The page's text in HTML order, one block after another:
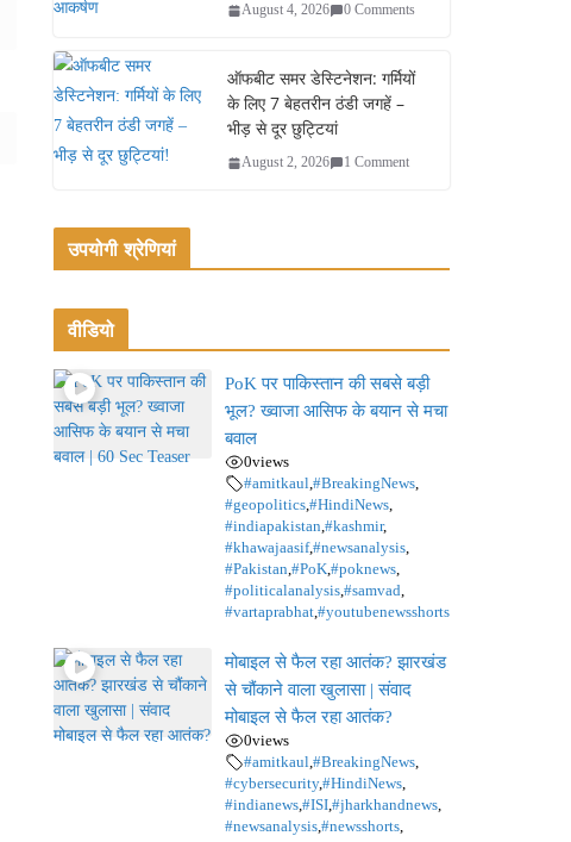
August 4, 2026 0 Comments
ऑफबीट समर डेस्टिनेशन: गर्मियों
के लिए 7 बेहतरीन ठंडी जगहें –
भीड़ से दूर छुट्टियां
August 2, 2026 1 Comment
उपयोगी श्रेणियां
वीडियो
PoK पर पाकिस्तान की सबसे बड़ी
भूल? ख्वाजा आसिफ के बयान से मचा
बवाल
0views
#amitkaul,#BreakingNews,
#geopolitics,#HindiNews,
#indiapakistan,#kashmir,
#khawajaasif,#newsanalysis,
#Pakistan,#PoK,#poknews,
#politicalanalysis,#samvad,
#vartaprabhat,#youtubenewsshorts
मोबाइल से फैल रहा आतंक? झारखंड
से चौंकाने वाला खुलासा | संवाद
मोबाइल से फैल रहा आतंक?
0views
#amitkaul,#BreakingNews,
#cybersecurity,#HindiNews,
#indianews,#ISI,#jharkhandnews,
#newsanalysis,#newsshorts,